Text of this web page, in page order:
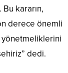
Bu kararın,
derece önemli
dedi.